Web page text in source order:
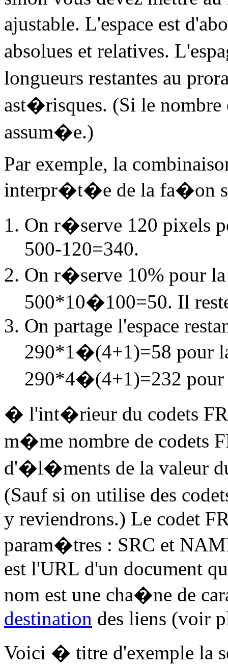
ajustable. L'espace est
absolues et relatives.
longueurs restantes au
ast�risques. (Si le nombre
assum�e.)
Par exemple, la
interpr�t�e de la fa�on
On r�serve 120 pixels
500-120=340.
On r�serve 10% pour
500*10�100=50. Il
On partage l'espace
290*1�(4+1)=58 pour
290*4�(4+1)=232
� l'int�rieur du codets
m�me nombre de codets
d'�l�ments de la valeur
(Sauf si on utilise des
y reviendrons.) Le codet
param�tres : SRC et
est l'URL d'un document
nom est une cha�ne de
destination des liens (voir
Voici � titre d'exemple la